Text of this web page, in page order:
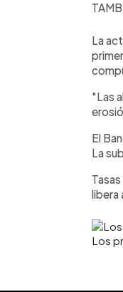
La
"Las
El
La
libera
Los